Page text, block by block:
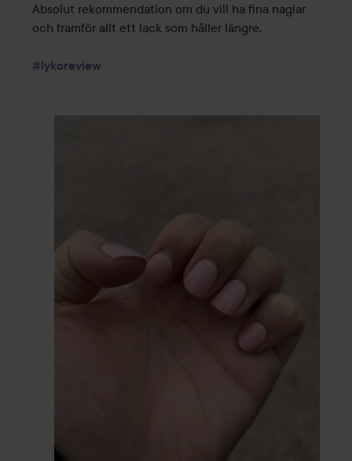
Absolut rekommendation om du vill ha fina naglar
och framför allt ett lack som håller längre.
#lykoreview